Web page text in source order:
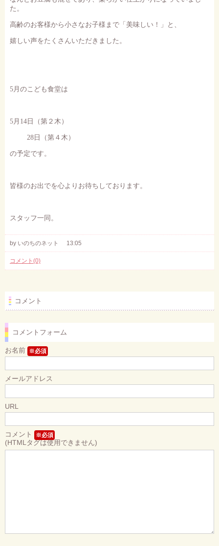
た。
高齢のお客様から小さなお子様まで「美味しい！」と、
嬉しい声をたくさんいただきました。
5月のこども食堂は
5月 14 日（第２木）
28 日（第４木）
の予定です。
皆様のお出でを心よりお待ちしております。
スタッフ一同 。
by いのちのネット 13:05
コメント(0)
コメント
コメントフォーム
お名前 ※必須
メールアドレス
URL
コメント ※必須
(HTMLタグは使用できません)